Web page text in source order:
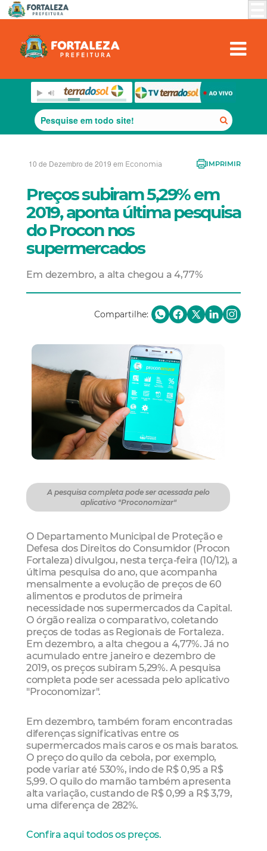
10 de Dezembro de 2019 em Economia IMPRIMIR
Preços subiram 5,29% em
2019, aponta última pesquisa
do Procon nos
supermercados
Em dezembro, a alta chegou a 4,77%
Compartilhe:
A pesquisa completa pode ser acessada pelo
aplicativo "Proconomizar"
O Departamento Municipal de Proteção e
Defesa dos Direitos do Consumidor (Procon
Fortaleza) divulgou, nesta terça-feira (10/12), a
última pesquisa do ano, que acompanha
mensalmente a evolução de preços de 60
alimentos e produtos de primeira
necessidade nos supermercados da Capital.
O órgão realiza o comparativo, coletando
preços de todas as Regionais de Fortaleza.
Em dezembro, a alta chegou a 4,77%. Já no
acumulado entre janeiro e dezembro de
2019, os preços subiram 5,29%. A pesquisa
completa pode ser acessada pelo aplicativo
"Proconomizar".
Em dezembro, também foram encontradas
diferenças significativas entre os
supermercados mais caros e os mais baratos.
O preço do quilo da cebola, por exemplo,
pode variar até 530%, indo de R$ 0,95 a R$
5,99. O quilo do mamão também apresenta
alta variação, custando de R$ 0,99 a R$ 3,79,
uma diferença de 282%.
Confira aqui todos os preços.